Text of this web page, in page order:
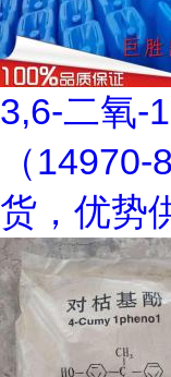
3,6-二氧-
（
货，优势